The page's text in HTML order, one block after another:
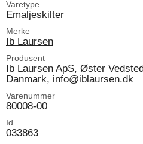
Varetype
Emaljeskilter
Merke
Ib Laursen
Produsent
Ib Laursen ApS, Øster
Danmark, info@iblaursen.dk
Varenummer
80008-00
Id
033863